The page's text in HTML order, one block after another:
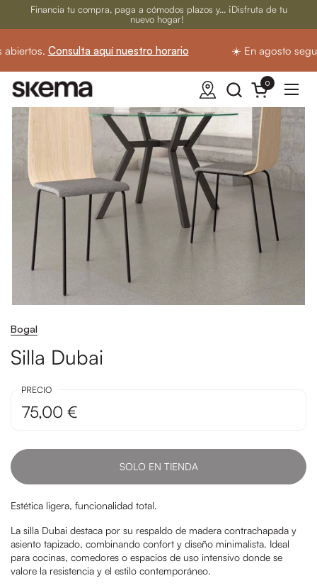
Ir al contenido
Financia tu compra, paga a cómodos plazos y... ¡Disfruta de tu
nuevo hogar!
Consulta aquí nuestro horario ☀️ En agosto
Abrir carrito
0
Abrir
Bogal
Silla Dubai
PRECIO
75,00 €
SOLO EN TIENDA
Estética ligera, funcionalidad total.
La silla Dubai destaca por su respaldo de madera contrachapada y
asiento tapizado, combinando confort y diseño minimalista. Ideal
para cocinas, comedores o espacios de uso intensivo donde se
valore la resistencia y el estilo contemporáneo.